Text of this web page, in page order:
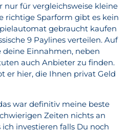
nur für vergleichsweise kleine
richtige Sparform gibt es kein
gebraucht kaufen
9 Paylines verteilen. Auf
deine Einnahmen, neben
auch Anbieter zu finden.
er hier, die Ihnen privat Geld
war definitiv meine beste
Zeiten nichts an
investieren falls Du noch